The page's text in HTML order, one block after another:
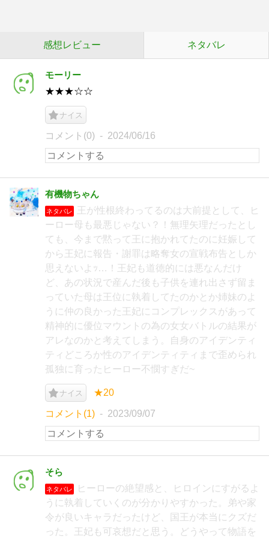
感想レビュー ネタバレ
モーリー
★★★☆☆
ナイス
コメント(0) 2024/06/16
有機物ちゃん
ネタバレ
王が性根終わってるのは大前提として、ヒ
ーロー母も最悪じゃない？！無理矢理だったとし
ても、今まで黙って王に抱かれてたのに妊娠して
から王妃に報告・謝罪は略奪女の宣戦布告としか
思えないよｯ…！王妃も道徳的には悪なんだけ
ど、あの状況で産んだ後も子供を連れ出さず留ま
っていた母は王位に執着してたのかとか姉妹のよ
うに仲の良かった王妃にコンプレックスがあって
精神的に優位マウントの為の女女バトルの結果が
アレなのかと考えてしまう。自身のアイデンティ
ティどころか性のアイデンティティまで歪められ
孤独に育ったヒーロー不憫すぎだ~
ナイス ★20
コメント(1) 2023/09/07
そら
ネタバレ
ヒーローの絶望感と、ヒロインにすがるよ
うに執着していくのが分かりやすかった。弟や家
令が良いキャラだったけど、国王が本当にクズだ
った。王妃も可哀想だと思う。どうやって物語を